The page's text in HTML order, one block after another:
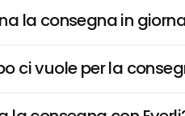
la consegna in
ci vuole per la